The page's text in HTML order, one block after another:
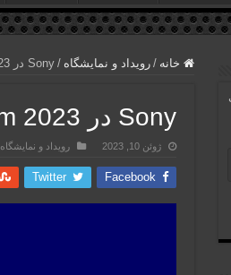
خانه / رویداد و نمایشگاه / Sony در Gamescom 2023 غایب خواهد بود
Sony در Gamescom 2023 غایب خواهد بود
ژوئن 10, 2023 رویداد و نمایشگاه
Facebook
Twitter